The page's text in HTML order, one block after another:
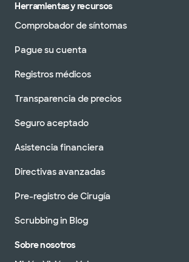
Herramientas y recursos
Comprobador de síntomas
Pague su cuenta
Registros médicos
Transparencia de precios
Seguro aceptado
Asistencia financiera
Directivas avanzadas
Pre-registro de Cirugía
Scrubbing in Blog
Sobre nosotros